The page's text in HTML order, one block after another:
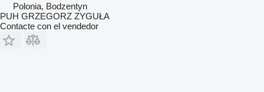
Polonia, Bodzentyn
PUH GRZEGORZ ZYGUŁA
Contacte con el vendedor